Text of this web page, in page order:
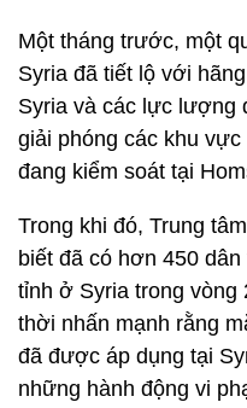
Một tháng trước, một
Syria đã tiết lộ với
Syria và các lực lượng
giải phóng các khu
đang kiểm soát tại
Trong khi đó, Trung
biết đã có hơn 450
tỉnh ở Syria trong vòng
thời nhấn mạnh rằng
đã được áp dụng tại
những hành động vi